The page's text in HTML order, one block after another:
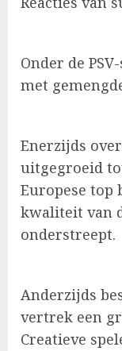
Onder de
met
Enerzijds
uitgegroeid
Europese top
kwaliteit van
onderstreept.
Anderzijds
vertrek een
Creatieve